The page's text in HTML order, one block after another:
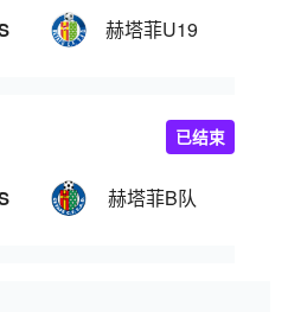
赫塔菲U19
赫塔菲B队
已结束